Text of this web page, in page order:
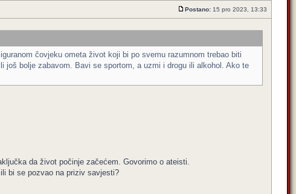
Postano: 15 pro 2023, 13:33
čovjeku ometa život koji bi po svemu razumnom trebao biti
bolje zabavom. Bavi se sportom, a uzmi i drogu ili alkohol. Ako te
da život počinje začećem. Govorimo o ateisti.
bi se pozvao na priziv savjesti?